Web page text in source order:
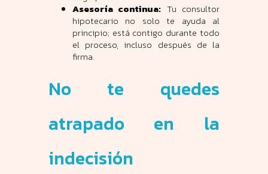
Asesoría continua: Tu consultor
hipotecario no solo te ayuda al
principio; está contigo durante todo
el proceso, incluso después de la
firma.
No te quedes
atrapado en la
indecisión